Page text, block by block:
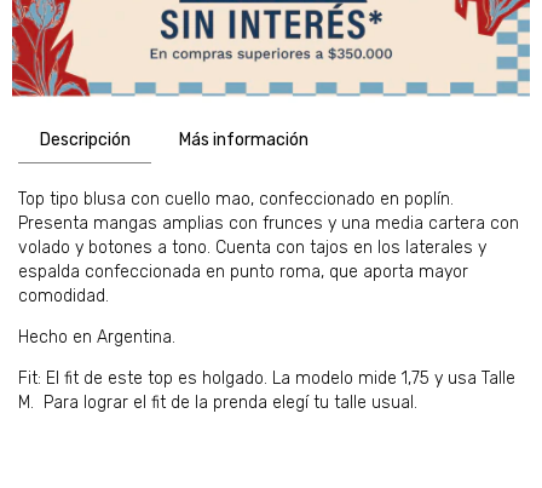
Descripción Más información
Top tipo blusa con cuello mao, confeccionado en poplín.
Presenta mangas amplias con frunces y una media cartera con
volado y botones a tono. Cuenta con tajos en los laterales y
espalda confeccionada en punto roma, que aporta mayor
comodidad.
Hecho en Argentina.
Fit: El fit de este top es holgado. La modelo mide 1,75 y usa Talle
M. Para lograr el fit de la prenda elegí tu talle usual.